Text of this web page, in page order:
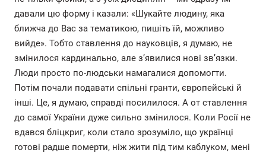
давали цю форму і казали: «Шукайте людину, яка
ближча до Вас за тематикою, пишіть їй, можливо
вийде». Тобто ставлення до науковців, я думаю, не
змінилося кардинально, але з’явилися нові зв’язки.
Люди просто по-людськи намагалися допомогти.
Потім почали подавати спільні гранти, європейські й
інші. Це, я думаю, справді посилилося. А от ставлення
до самої України дуже сильно змінилося. Коли Росії не
вдався бліцкриг, коли стало зрозуміло, що українці
готові радше померти, ніж жити під тим каблуком, мені